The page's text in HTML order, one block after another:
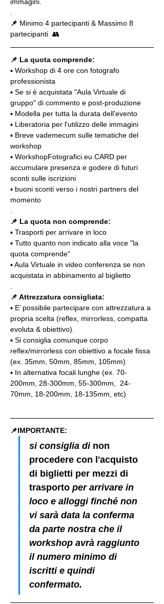
📌 Minimo 4 partecipanti & Massimo 8
partecipanti  👥
📌 La quota comprende:
▪️ Workshop di 4 ore con fotografo
professionista
▪️ Se si è acquistata "Aula Virtuale di
gruppo" di commento e post-produzione
▪️ Modella per tutta la durata dell'evento
▪️ Liberatoria per l'utilizzo delle immagini
▪️ Breve vademecum sulle tematiche del
workshop
▪️ WorkshopFotografici.eu CARD per
accumulare presenza e godere di futuri
sconti sulle iscrizioni
▪️ buoni sconti verso i nostri partners del
momento
📌 La quota non comprende:
▪️ Trasporti per arrivare in loco
▪️ Tutto quanto non indicato alla voce "la
quota comprende"
▪️ Aula Virtuale in video conferenza se non
acquistata in abbinamento al biglietto
📌 Attrezzatura consigliata:
▪️ E’ possibile partecipare con attrezzatura a
propria scelta (reflex, mirrorless, compatta
evoluta & obiettivo).
▪️ Si consiglia comunque corpo
reflex/mirrorless con obiettivo a focale fissa
(ex. 35mm, 50mm, 85mm, 105mm)
▪️ In alternativa focali lunghe (ex. 70-
200mm, 28-300mm, 55-300mm,  24-
70mm, 18-200mm, 18-135mm, etc)
📌IMPORTANTE:
si consiglia di non
procedere con l'acquisto
di biglietti per mezzi di
trasporto per arrivare in
loco e alloggi finché non
vi sarà data la conferma
da parte nostra che il
workshop avrà raggiunto
il numero minimo di
iscritti e quindi
confermato.